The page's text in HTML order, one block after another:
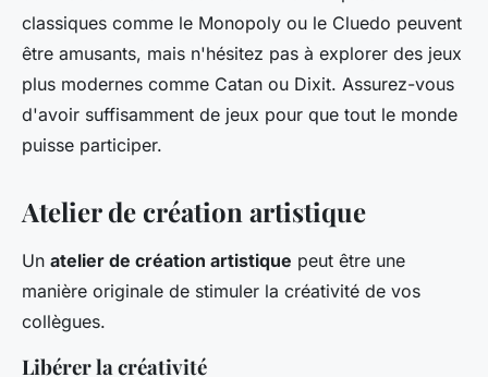
classiques comme le Monopoly ou le Cluedo peuvent
être amusants, mais n'hésitez pas à explorer des jeux
plus modernes comme Catan ou Dixit. Assurez-vous
d'avoir suffisamment de jeux pour que tout le monde
puisse participer.
Atelier de création artistique
Un atelier de création artistique peut être une
manière originale de stimuler la créativité de vos
collègues.
Libérer la créativité